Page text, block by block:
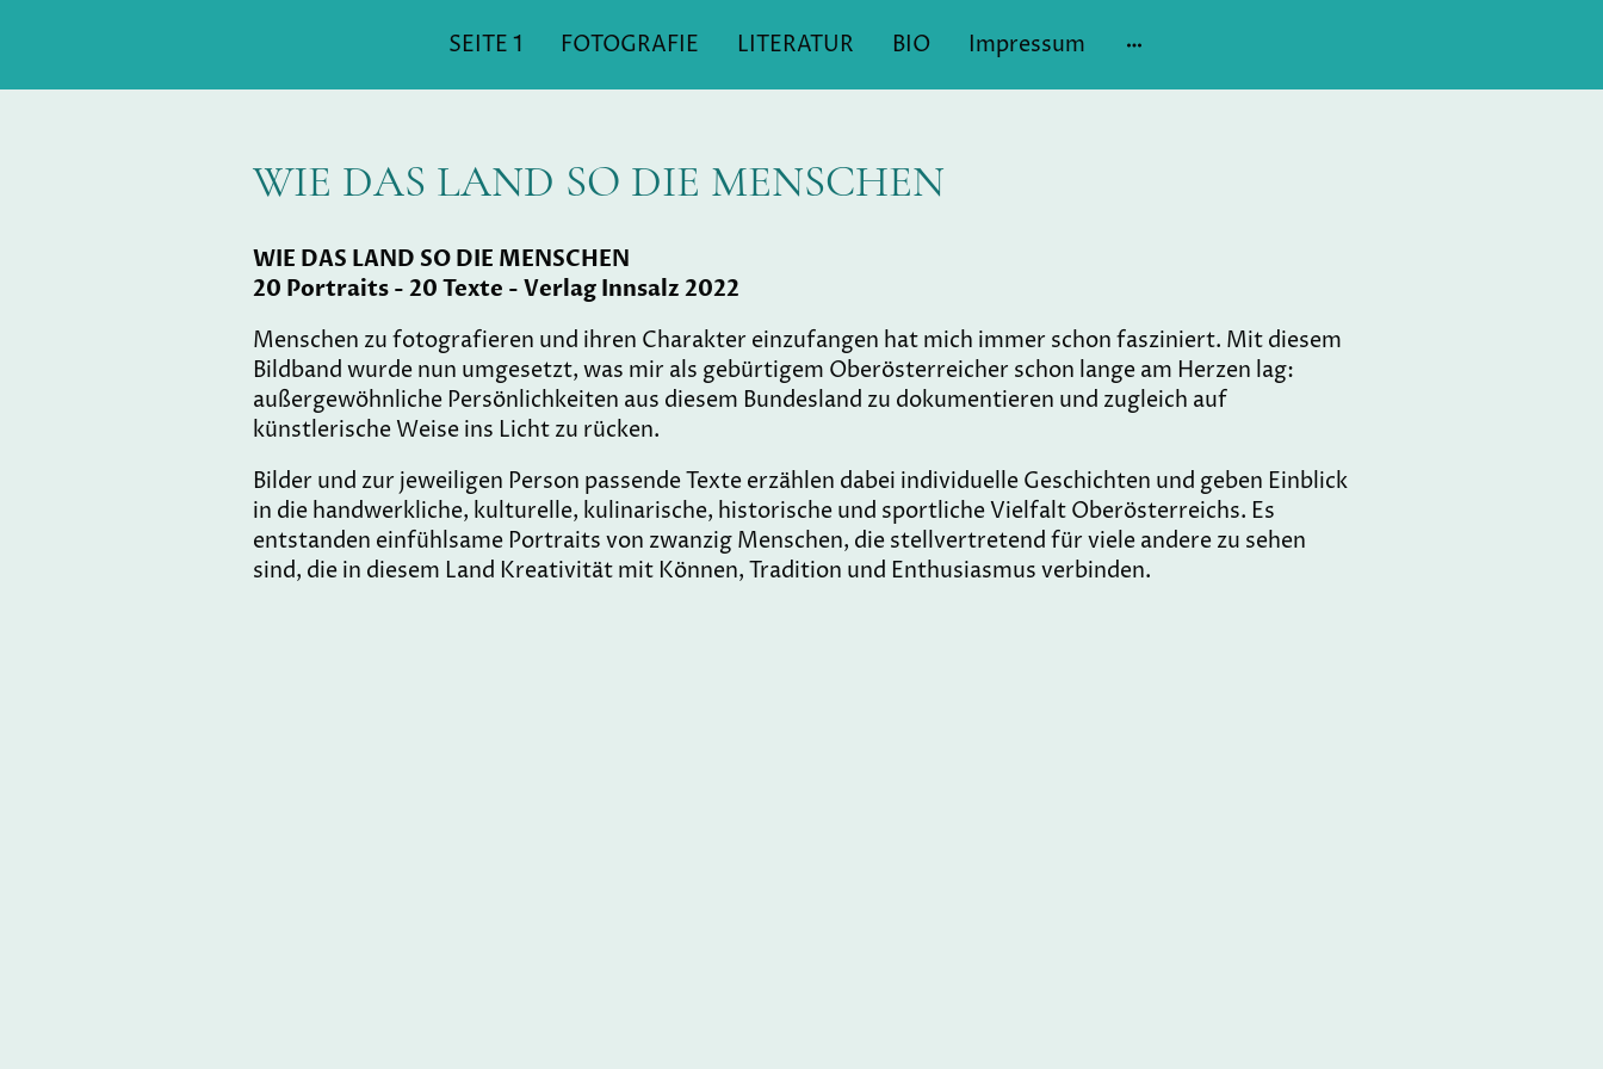
SEITE 1 FOTOGRAFIE LITERATUR BIO Impressum
WIE DAS LAND SO DIE MENSCHEN
WIE DAS LAND SO DIE MENSCHEN
20 Portraits - 20 Texte - Verlag Innsalz 2022
Menschen zu fotografieren und ihren Charakter einzufangen hat mich immer schon fasziniert. Mit diesem
Bildband wurde nun umgesetzt, was mir als gebürtigem Oberösterreicher schon lange am Herzen lag:
außergewöhnliche Persönlichkeiten aus diesem Bundesland zu dokumentieren und zugleich auf
künstlerische Weise ins Licht zu rücken.
Bilder und zur jeweiligen Person passende Texte erzählen dabei individuelle Geschichten und geben Einblick
in die handwerkliche, kulturelle, kulinarische, historische und sportliche Vielfalt Oberösterreichs. Es
entstanden einfühlsame Portraits von zwanzig Menschen, die stellvertretend für viele andere zu sehen
sind, die in diesem Land Kreativität mit Können, Tradition und Enthusiasmus verbinden.